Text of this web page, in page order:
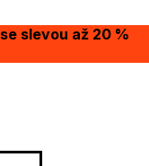
se slevou až 20 %